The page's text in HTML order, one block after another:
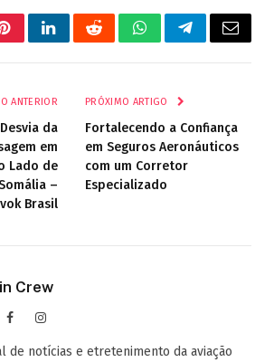
PinterestLinkedInRedditWhatsAppTelegrama
E-
ANTERIOR
da
em
Lado de
–
Brasil
PRÓXIMO ARTIGO
Fortalecendo a Confiança
em Seguros Aeronáuticos
com um Corretor
Especializado
Crew
FacebookInstagram
de notícias e etretenimento da aviação